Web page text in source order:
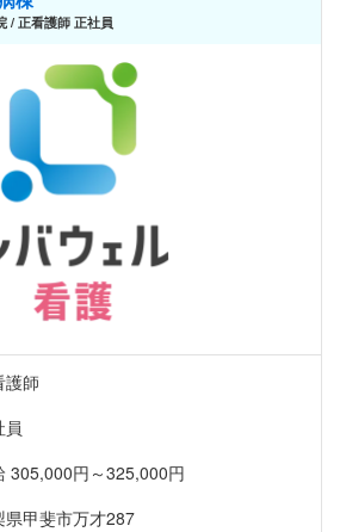
/ 正看護師 正社員
護師
員
305,000円～325,000円
県甲斐市万才287